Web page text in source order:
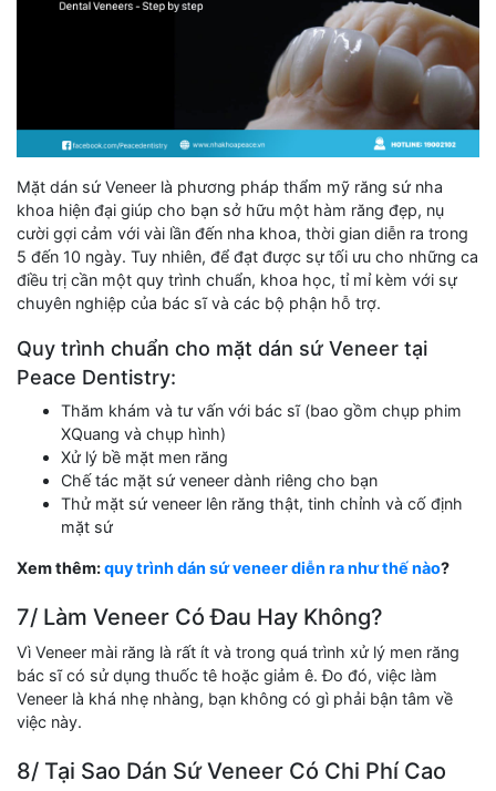
Mặt dán sứ Veneer là phương pháp thẩm mỹ răng sứ nha
khoa hiện đại giúp cho bạn sở hữu một hàm răng đẹp, nụ
cười gợi cảm với vài lần đến nha khoa, thời gian diễn ra trong
5 đến 10 ngày. Tuy nhiên, để đạt được sự tối ưu cho những ca
điều trị cần một quy trình chuẩn, khoa học, tỉ mỉ kèm với sự
chuyên nghiệp của bác sĩ và các bộ phận hỗ trợ.
Quy trình chuẩn cho mặt dán sứ Veneer tại
Peace Dentistry:
Thăm khám và tư vấn với bác sĩ (bao gồm chụp phim
XQuang và chụp hình)
Xử lý bề mặt men răng
Chế tác mặt sứ veneer dành riêng cho bạn
Thử mặt sứ veneer lên răng thật, tinh chỉnh và cố định
mặt sứ
Xem thêm:quy trình dán sứ veneer diễn ra như thế nào?
7/ Làm Veneer Có Đau Hay Không?
Vì Veneer mài răng là rất ít và trong quá trình xử lý men răng
bác sĩ có sử dụng thuốc tê hoặc giảm ê. Đo đó, việc làm
Veneer là khá nhẹ nhàng, bạn không có gì phải bận tâm về
việc này.
8/ Tại Sao Dán Sứ Veneer Có Chi Phí Cao